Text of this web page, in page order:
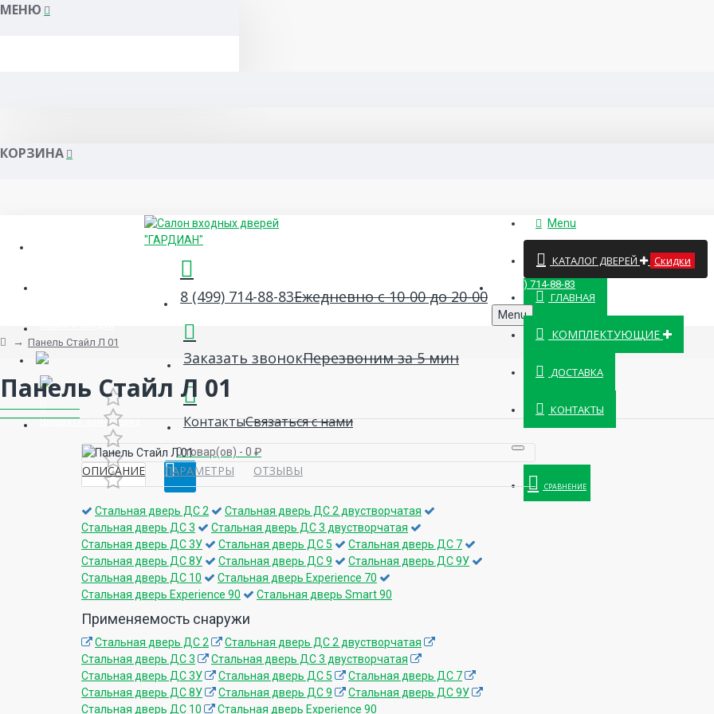
МЕНЮ
КОРЗИНА
Вызвать замерщика
8 (499) 714-88-83Ежедневно с 10-00 до 20-00
Заказать звонокПерезвоним за 5 мин
КонтактыСвязаться с нами
0 товар(ов) - 0 ₽
Menu
КАТАЛОГ ДВЕРЕЙ Скидки
ГЛАВНАЯ
КОМПЛЕКТУЮЩИЕ
ДОСТАВКА
КОНТАКТЫ
СРАВНЕНИЕ
8 (499) 714-88-83
Menu
Панель Стайл Л 01
Панель Стайл Л 01
ОПИСАНИЕ ПАРАМЕТРЫ ОТЗЫВЫ
Стальная дверь ДС 2
Стальная дверь ДС 2 двустворчатая
Стальная дверь ДС 3
Стальная дверь ДС 3 двустворчатая
Стальная дверь ДС 3У
Стальная дверь ДС 5
Стальная дверь ДС 7
Стальная дверь ДС 8У
Стальная дверь ДС 9
Стальная дверь ДС 9У
Стальная дверь ДС 10
Стальная дверь Experience 70
Стальная дверь Experience 90
Стальная дверь Smart 90
Применяемость снаружи
Стальная дверь ДС 2
Стальная дверь ДС 2 двустворчатая
Стальная дверь ДС 3
Стальная дверь ДС 3 двустворчатая
Стальная дверь ДС 3У
Стальная дверь ДС 5
Стальная дверь ДС 7
Стальная дверь ДС 8У
Стальная дверь ДС 9
Стальная дверь ДС 9У
Стальная дверь ДС 10
Стальная дверь Experience 90